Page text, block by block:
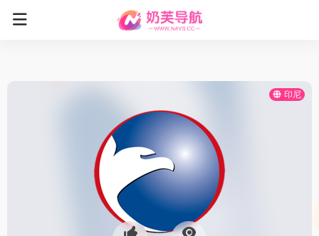
印尼